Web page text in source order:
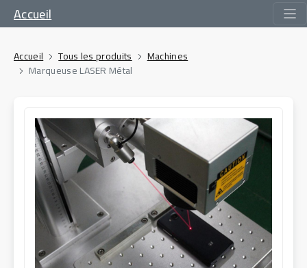
Accueil
Accueil Tous les produits
Machines
Marqueuse LASER Métal